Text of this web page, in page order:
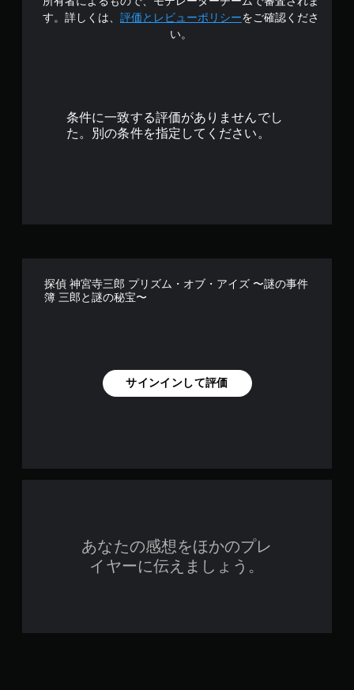
4
す。詳しくは、 評価とレビューポリシーをご確認くださ
い。
条件に一致する評価がありませんでし
た。別の条件を指定してください。
探偵 神宮寺三郎 プリズム・オブ・アイズ 〜謎の事件
簿 三郎と謎の秘宝〜
サインインして評価
あなたの感想をほかのプレ
イヤーに伝えましょう。